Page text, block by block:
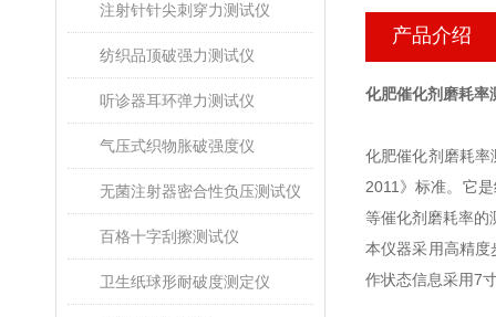
注射针针尖刺穿力测试仪
纺织品顶破强力测试仪
听诊器耳环弹力测试仪
气压式织物胀破强度仪
无菌注射器密合性负压测试仪
百格十字刮擦测试仪
卫生纸球形耐破度测定仪
产品介绍
化肥催化剂磨耗率
化肥催化剂磨耗
2011》标准。它
等催化剂磨耗率的
本仪器采用高精
作状态信息采用7